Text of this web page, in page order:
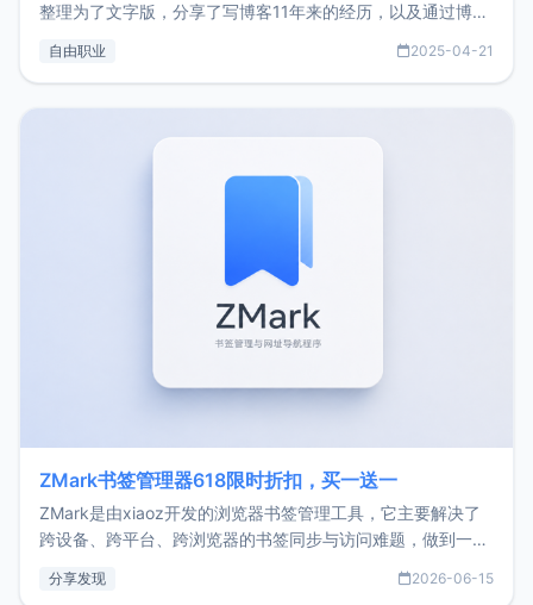
整理为了文字版，分享了写博客11年来的经历，以及通过博客
了我的首个产品ImgURL的真实数据和产品现状。自我介绍大
自由职业 2025-04-21
ZMark书签管理器618限时折扣，买一送一
ZMark是由xiaoz开发的浏览器书签管理工具，它主要解决了
跨设备、跨平台、跨浏览器的书签同步与访问难题，做到一处
用，让管理更高效。ZMark官网地址：
分享发现 2026-06-15